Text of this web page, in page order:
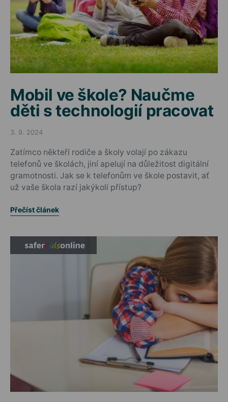
Mobil ve škole? Naučme
děti s technologií pracovat
Posted on
3. 9. 2024
Zatímco někteří rodiče a školy volají po zákazu
telefonů ve školách, jiní apelují na důležitost digitální
gramotnosti. Jak se k telefonům ve škole postavit, ať
už vaše škola razí jakýkoli přístup?
Přečíst článek